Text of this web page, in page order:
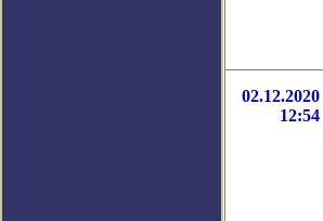
02.12.2020
12:54